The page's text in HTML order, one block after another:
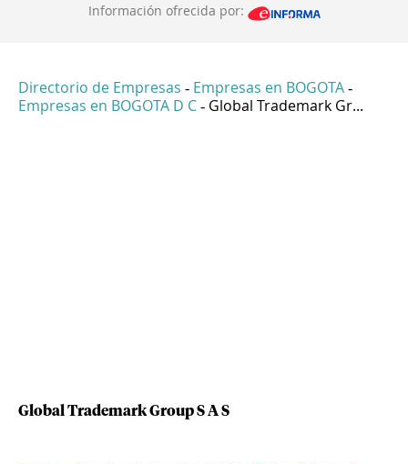
Información ofrecida por:
Directorio de Empresas - Empresas en BOGOTA -
Empresas en BOGOTA D C - Global Trademark Gr...
Global Trademark Group S A S